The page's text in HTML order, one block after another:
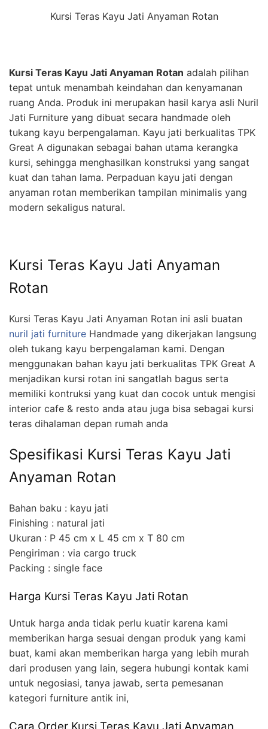
Kursi Teras Kayu Jati Anyaman Rotan
Kursi Teras Kayu Jati Anyaman Rotan adalah pilihan
tepat untuk menambah keindahan dan kenyamanan
ruang Anda. Produk ini merupakan hasil karya asli Nuril
Jati Furniture yang dibuat secara handmade oleh
tukang kayu berpengalaman. Kayu jati berkualitas TPK
Great A digunakan sebagai bahan utama kerangka
kursi, sehingga menghasilkan konstruksi yang sangat
kuat dan tahan lama. Perpaduan kayu jati dengan
anyaman rotan memberikan tampilan minimalis yang
modern sekaligus natural.
Kursi Teras Kayu Jati Anyaman
Rotan
Kursi Teras Kayu Jati Anyaman Rotan ini asli buatan
nuril jati furniture Handmade yang dikerjakan langsung
oleh tukang kayu berpengalaman kami. Dengan
menggunakan bahan kayu jati berkualitas TPK Great A
menjadikan kursi rotan ini sangatlah bagus serta
memiliki kontruksi yang kuat dan cocok untuk mengisi
interior cafe & resto anda atau juga bisa sebagai kursi
teras dihalaman depan rumah anda
Spesifikasi Kursi Teras Kayu Jati
Anyaman Rotan
Bahan baku : kayu jati
Finishing : natural jati
Ukuran : P 45 cm x L 45 cm x T 80 cm
Pengiriman : via cargo truck
Packing : single face
Harga Kursi Teras Kayu Jati Rotan
Untuk harga anda tidak perlu kuatir karena kami
memberikan harga sesuai dengan produk yang kami
buat, kami akan memberikan harga yang lebih murah
dari produsen yang lain, segera hubungi kontak kami
untuk negosiasi, tanya jawab, serta pemesanan
kategori furniture antik ini,